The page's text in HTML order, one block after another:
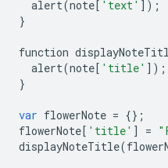
alert(note[ 'text' ]);
}
function
alert(note[ 'title' ]);
}
var flowerNote = {};
flowerNote[ 'title' ] =
displayNoteTitle(